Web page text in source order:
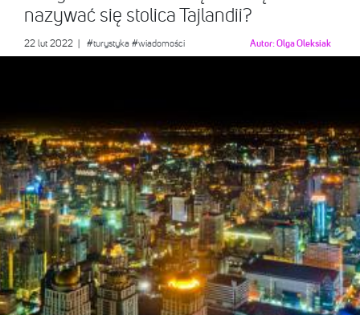
nazywać się stolica Tajlandii?
22 lut 2022 #turystyka #wiadomości Autor:Olga Oleksiak